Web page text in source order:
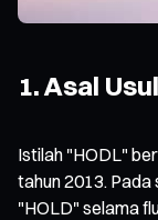
1. Asal
Istilah "HODL"
tahun 2013.
"HOLD" selama